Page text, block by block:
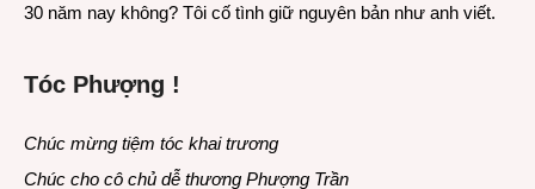
30 năm nay không? Tôi cố tình giữ nguyên bản như anh viết.
Tóc Phượng !
Chúc mừng tiệm tóc khai trương
Chúc cho cô chủ dễ thương Phượng Trần